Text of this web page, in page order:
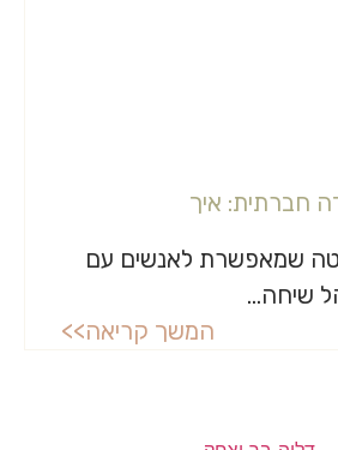
חברתית: איך
שמאפשרת לאנשים עם
שיחה...
המשך קריאה>>